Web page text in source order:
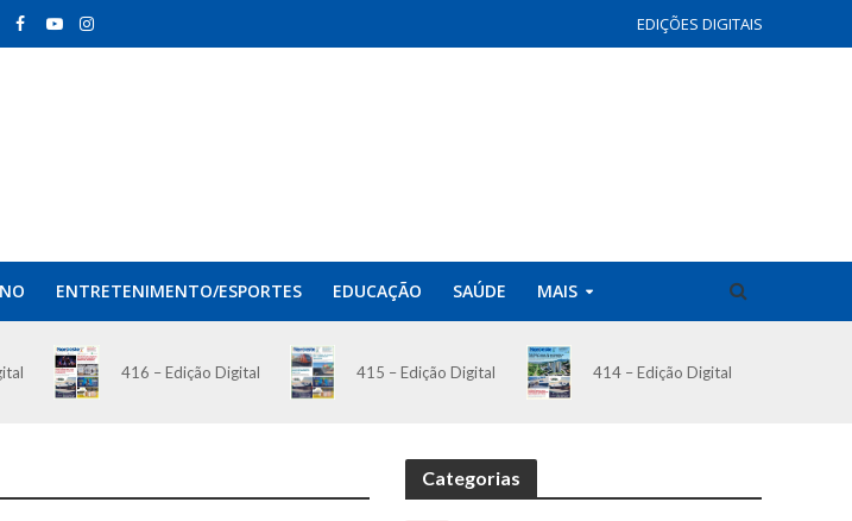
EDIÇÕES DIGITAIS
ENTRETENIMENTO/ESPORTES EDUCAÇÃO SAÚDE MAIS
416 – Edição Digital 415 – Edição Digital 414 – Edição Digital
Categorias